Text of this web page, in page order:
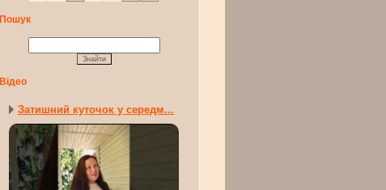
Пошук
Відео
Затишний куточок у середм...